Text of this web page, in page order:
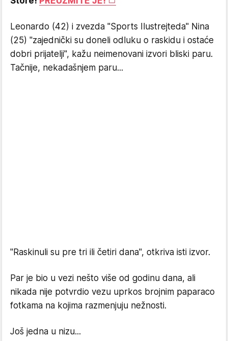
Leonardo (42) i zvezda "Sports Ilustrejteda" Nina
(25) "zajednički su doneli odluku o raskidu i ostaće
dobri prijatelji", kažu neimenovani izvori bliski paru.
Tačnije, nekadašnjem paru...
"Raskinuli su pre tri ili četiri dana", otkriva isti izvor.
Par je bio u vezi nešto više od godinu dana, ali
nikada nije potvrdio vezu uprkos brojnim paparaco
fotkama na kojima razmenjuju nežnosti.
Još jedna u nizu...